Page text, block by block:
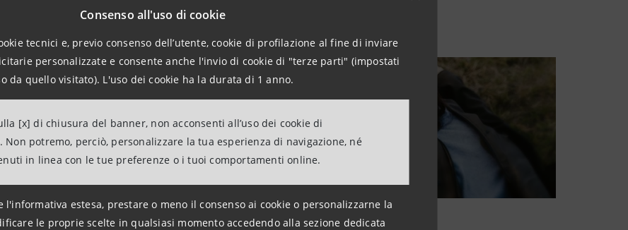
Consenso all'uso di cookie
tecnici e, previo consenso dell’utente, cookie di profilazione al fine di inviare
personalizzate e consente anche l'invio di cookie di "terze parti" (impostati
da quello visitato). L'uso dei cookie ha la durata di 1 anno.
[x] di chiusura del banner, non acconsenti all’uso dei cookie di
Non potremo, perciò, personalizzare la tua esperienza di navigazione, né
in linea con le tue preferenze o i tuoi comportamenti online.
l'informativa estesa, prestare o meno il consenso ai cookie o personalizzarne la
le proprie scelte in qualsiasi momento accedendo alla sezione dedicata
SCOPRI FUTURI PROBABILI
di
e lavoro